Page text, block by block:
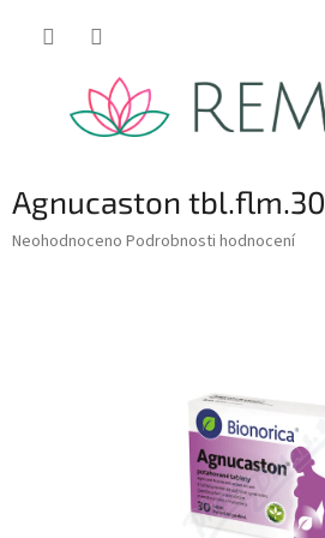
Agnucaston tbl.flm.30
Průměrné
Neohodnoceno Podrobnosti hodnocení